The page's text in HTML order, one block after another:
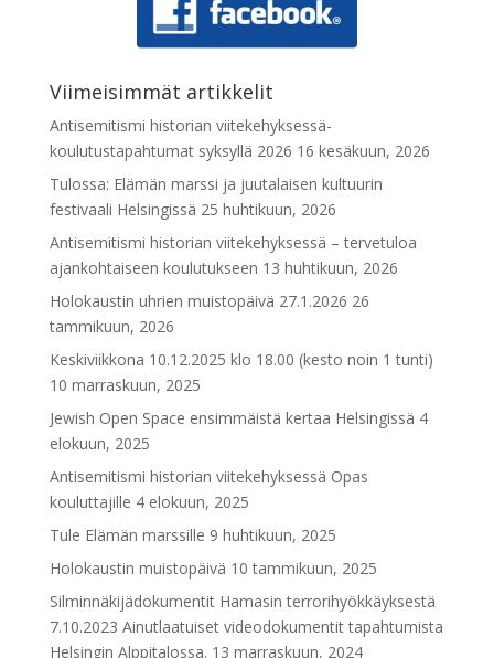
Viimeisimmät artikkelit
Antisemitismi historian viitekehyksessä-
koulutustapahtumat syksyllä 2026 16 kesäkuun, 2026
Tulossa: Elämän marssi ja juutalaisen kultuurin
festivaali Helsingissä 25 huhtikuun, 2026
Antisemitismi historian viitekehyksessä – tervetuloa
ajankohtaiseen koulutukseen 13 huhtikuun, 2026
Holokaustin uhrien muistopäivä 27.1.2026 26
tammikuun, 2026
Keskiviikkona 10.12.2025 klo 18.00 (kesto noin 1 tunti)
10 marraskuun, 2025
Jewish Open Space ensimmäistä kertaa Helsingissä 4
elokuun, 2025
Antisemitismi historian viitekehyksessä Opas
kouluttajille 4 elokuun, 2025
Tule Elämän marssille 9 huhtikuun, 2025
Holokaustin muistopäivä 10 tammikuun, 2025
Silminnäkijädokumentit Hamasin terrorihyökkäyksestä
7.10.2023 Ainutlaatuiset videodokumentit tapahtumista
Helsingin Alppitalossa. 13 marraskuun, 2024